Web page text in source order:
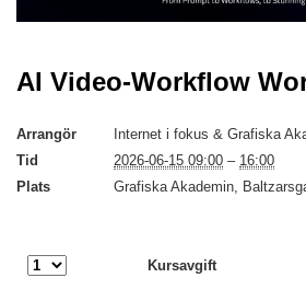
AI Video-Workflow
Arrangör
Internet i fokus & Grafiska
Tid
2026-06-15 09:00 – 16:00
Plats
Grafiska Akademin,
Kursavgift